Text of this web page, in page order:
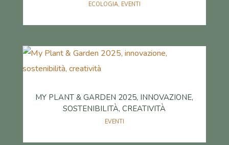
ECOLOGIA, EVENTI
MY PLANT & GARDEN 2025, INNOVAZIONE,
SOSTENIBILITÀ, CREATIVITÀ
EVENTI